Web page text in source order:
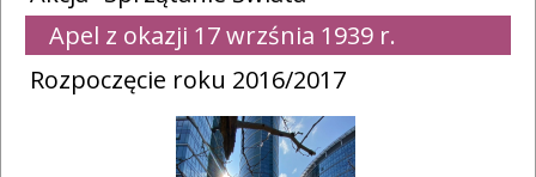
Apel z okazji 17 wrzśnia 1939 r.
Rozpoczęcie roku 2016/2017